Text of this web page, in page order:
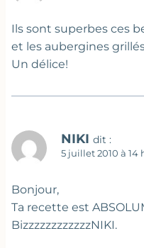
Ils sont superbes ces
et les aubergines
Un délice!
NIKI dit :
5 juillet 2010 à 14
Bonjour,
Ta recette est
BizzzzzzzzzzzzNIKI.